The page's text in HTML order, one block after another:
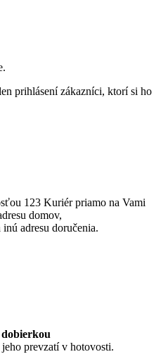
prihlásení zákazníci, ktorí si ho
123 Kuriér priamo na Vami
domov,
adresu doručenia.
prevzatí v hotovosti.